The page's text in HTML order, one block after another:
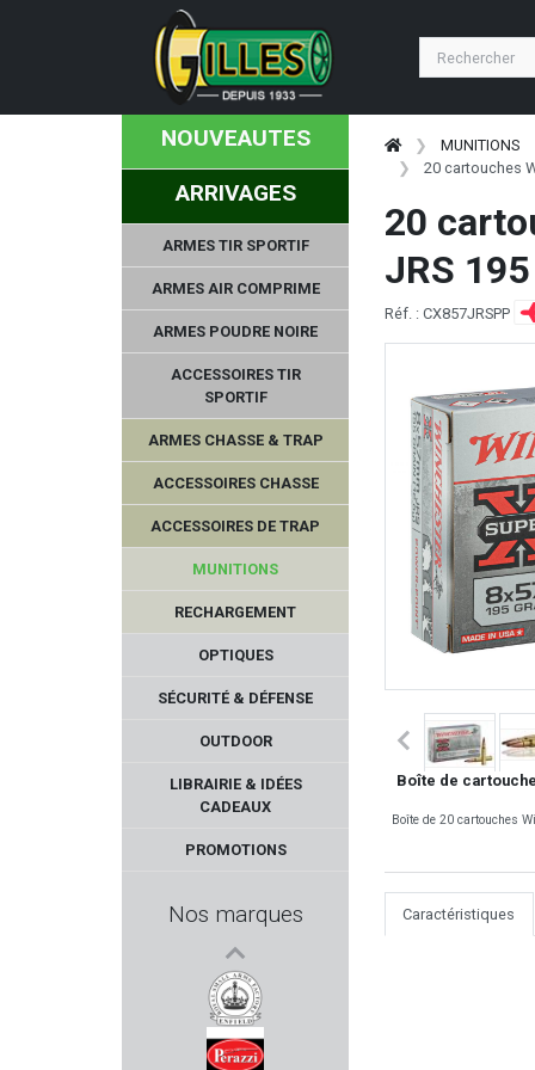
NOUVEAUTES
ARRIVAGES
ARMES TIR SPORTIF
ARMES AIR COMPRIME
ARMES POUDRE NOIRE
ACCESSOIRES TIR
SPORTIF
ARMES CHASSE & TRAP
ACCESSOIRES CHASSE
ACCESSOIRES DE TRAP
MUNITIONS
RECHARGEMENT
OPTIQUES
SÉCURITÉ & DÉFENSE
OUTDOOR
LIBRAIRIE & IDÉES
CADEAUX
PROMOTIONS
Nos marques
SCHLETEK
LEE ENFIELD
MUNITIONS
20 cartouches
20
JRS
Réf. : CX857JRSPP
Boîte de
Boîte de 20 cartouches
Caractéristiques